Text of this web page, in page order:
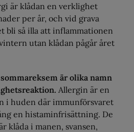
är klådan en verklighet
per år, och vid grava
bli så illa att inflammationen
utan klådan pågår året
är olika namn
Allergin är en
i huden där immunförsvaret
en histaminfrisättning. De
klåda i manen, svansen,